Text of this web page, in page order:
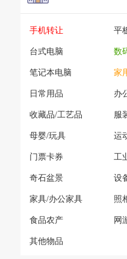
手机转让 平
台式电脑 数
笔记本电脑 家
日常用品 办
收藏品/工艺品 服
母婴/玩具 运
门票卡券 工
奇石盆景 设
家具/办公家具 照
食品农产 网
其他物品